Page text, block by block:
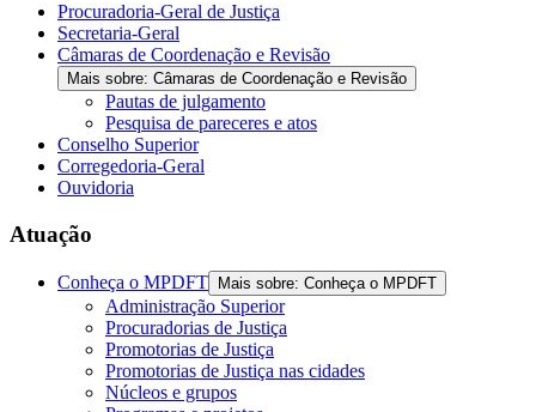
help
navigate
content.
Procuradoria-Geral de Justiça
Secretaria-Geral
Câmaras de Coordenação e Revisão
Mais sobre: Câmaras de Coordenação e Revisão
Pautas de julgamento
Pesquisa de pareceres e atos
Conselho Superior
Corregedoria-Geral
Ouvidoria
Atuação
Conheça o MPDFT Mais sobre: Conheça o MPDFT
Administração Superior
Procuradorias de Justiça
Promotorias de Justiça
Promotorias de Justiça nas cidades
Núcleos e grupos